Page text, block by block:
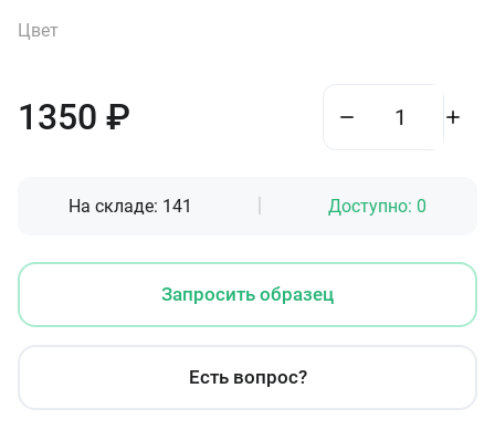
Цвет
1350 ₽
На складе: 141 Доступно: 0
Запросить образец
Есть вопрос?